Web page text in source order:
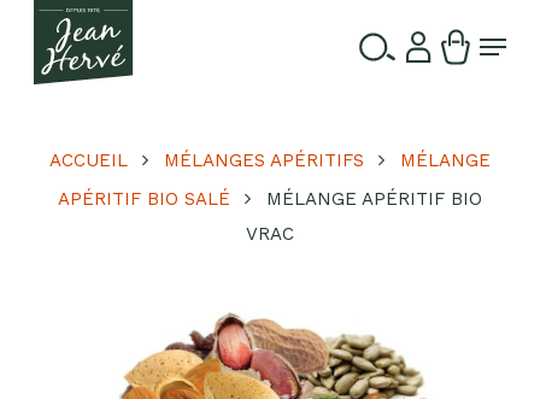
Passer
contenu
Menu
ACCUEIL MÉLANGES APÉRITIFS
MÉLANGE
APÉRITIF BIO SALÉ
MÉLANGE APÉRITIF BIO
VRAC